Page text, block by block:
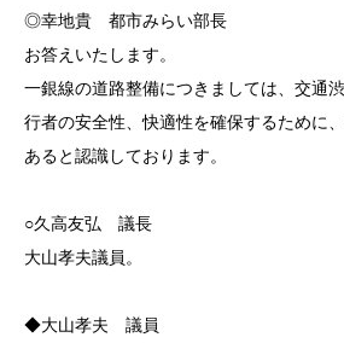
◎幸地貴 都市みらい部長
お答えいたします。
一銀線の道路整備につきましては、交通
行者の安全性、快適性を確保するために
あると認識しております。
○久高友弘 議長
大山孝夫議員。
◆大山孝夫 議員